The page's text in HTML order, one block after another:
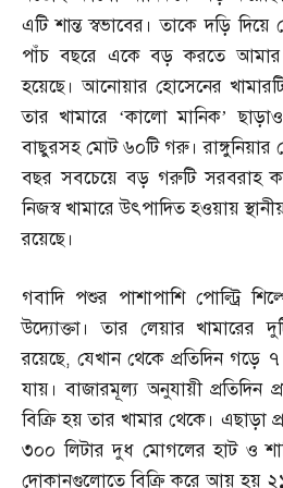
এটি শান্ত স্বভাবের। তাকে দড়ি
পাঁচ বছরে একে বড় করতে আমার
হয়েছে। আনোয়ার হোসেনের
তার খামারে ‘কালো মানিক’
বাছুরসহ মোট ৬০টি গরু। রাঙ্গুনিয়ার
বছর সবচেয়ে বড় গরুটি সরবরাহ
নিজস্ব খামারে উৎপাদিত হওয়ায়
রয়েছে।
গবাদি পশুর পাশাপাশি পোল্ট্রি
উদ্যোক্তা। তার লেয়ার খামারের
রয়েছে,যেখান থেকে প্রতিদিন গড়ে
যায়। বাজারমূল্য অনুযায়ী প্রতিদিন
বিক্রি হয় তার খামার থেকে। এছাড়া
৩০০ লিটার দুধ মোগলের হাট ও
দোকানগুলোতে বিক্রি করে আয় হয়